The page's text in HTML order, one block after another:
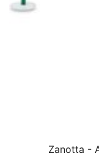
Zanotta -